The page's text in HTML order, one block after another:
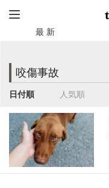
最 新
咬傷事故
日付順 人気順